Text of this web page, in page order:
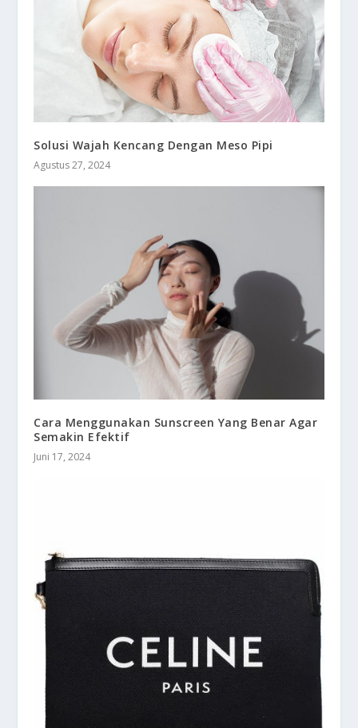
Solusi Wajah Kencang Dengan Meso Pipi
Agustus 27, 2024
Cara Menggunakan Sunscreen Yang Benar Agar
Semakin Efektif
Juni 17, 2024